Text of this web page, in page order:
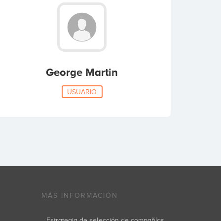
George Martin
USUARIO
MÁS INFORMACIÓN